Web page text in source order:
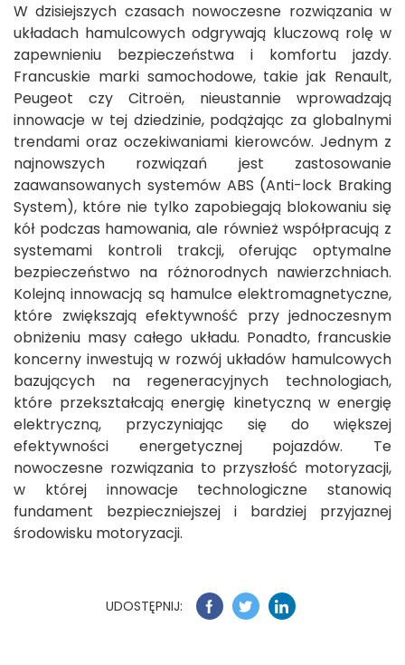
W dzisiejszych czasach nowoczesne rozwiązania w
układach hamulcowych odgrywają kluczową rolę w
zapewnieniu bezpieczeństwa i komfortu jazdy.
Francuskie marki samochodowe, takie jak Renault,
Peugeot czy Citroën, nieustannie wprowadzają
innowacje w tej dziedzinie, podążając za globalnymi
trendami oraz oczekiwaniami kierowców. Jednym z
najnowszych rozwiązań jest zastosowanie
zaawansowanych systemów ABS (Anti-lock Braking
System), które nie tylko zapobiegają blokowaniu się
kół podczas hamowania, ale również współpracują z
systemami kontroli trakcji, oferując optymalne
bezpieczeństwo na różnorodnych nawierzchniach.
Kolejną innowacją są hamulce elektromagnetyczne,
które zwiększają efektywność przy jednoczesnym
obniżeniu masy całego układu. Ponadto, francuskie
koncerny inwestują w rozwój układów hamulcowych
bazujących na regeneracyjnych technologiach,
które przekształcają energię kinetyczną w energię
elektryczną, przyczyniając się do większej
efektywności energetycznej pojazdów. Te
nowoczesne rozwiązania to przyszłość motoryzacji,
w której innowacje technologiczne stanowią
fundament bezpieczniejszej i bardziej przyjaznej
środowisku motoryzacji.
UDOSTĘPNIJ: